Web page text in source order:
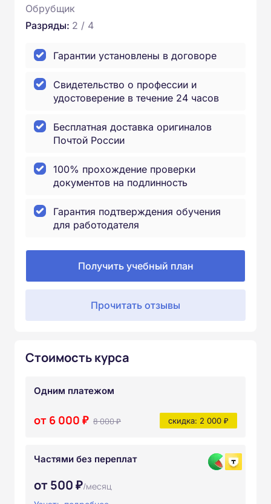
Обрубщик
Разряды: 2 / 4
Гарантии установлены в договоре
Свидетельство о профессии и
удостоверение в течение 24 часов
Бесплатная доставка оригиналов
Почтой России
100% прохождение проверки
документов на подлинность
Гарантия подтверждения обучения
для работодателя
Получить учебный план
Прочитать отзывы
Стоимость курса
Одним платежом
от 6 000 ₽ 8 000 ₽ скидка: 2 000 ₽
Частями без переплат
от 500 ₽/месяц